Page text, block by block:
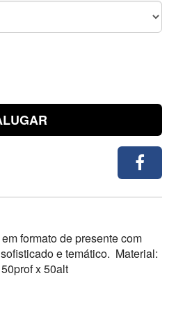
formato de presente com
e temático. Material:
x 50alt